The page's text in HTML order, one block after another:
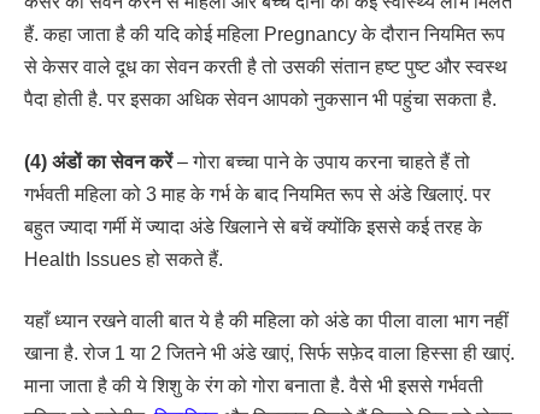
हैं. कहा जाता है की यदि कोई महिला Pregnancy के दौरान नियमित रूप
से केसर वाले दूध का सेवन करती है तो उसकी संतान हष्ट पुष्ट और स्वस्थ
पैदा होती है. पर इसका अधिक सेवन आपको नुकसान भी पहुंचा सकता है.
(4) अंडों का सेवन करें– गोरा बच्चा पाने के उपाय करना चाहते हैं तो
गर्भवती महिला को 3 माह के गर्भ के बाद नियमित रूप से अंडे खिलाएं. पर
बहुत ज्यादा गर्मी में ज्यादा अंडे खिलाने से बचें क्योंकि इससे कई तरह के
Health Issues हो सकते हैं.
यहाँ ध्यान रखने वाली बात ये है की महिला को अंडे का पीला वाला भाग नहीं
खाना है. रोज 1 या 2 जितने भी अंडे खाएं, सिर्फ सफ़ेद वाला हिस्सा ही खाएं.
माना जाता है की ये शिशु के रंग को गोरा बनाता है. वैसे भी इससे गर्भवती